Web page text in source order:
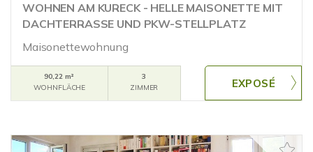
WOHNEN AM KURECK - HELLE MAISONETTE MIT
DACHTERRASSE UND PKW-STELLPLATZ
Maisonettewohnung
90,22 m²
WOHNFLÄCHE
3
ZIMMER